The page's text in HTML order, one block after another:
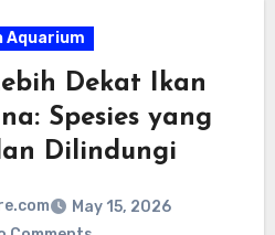
Aquarium
Dekat Ikan
Spesies yang
Dilindungi
May 15, 2026